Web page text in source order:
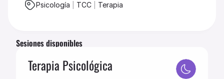
Psicología TCC Terapia
Sesiones disponibles
Terapia Psicológica